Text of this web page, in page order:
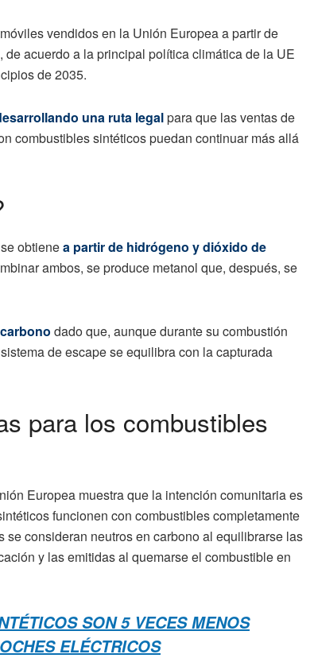
vendidos en la Unión Europea a partir de
acuerdo a la principal política climática de la UE
de 2035.
una ruta legalpara que las ventas de
combustibles sintéticos puedan continuar más allá
obtienea partir de hidrógeno y dióxido de
ambos, se produce metanol que, después, se
dado que, aunque durante su combustión
de escape se equilibra con la capturada
para los combustibles
Europea muestra que la intención comunitaria es
funcionen con combustibles completamente
se consideran neutros en carbono al equilibrarse las
y las emitidas al quemarse el combustible en
SON 5 VECES MENOS
ELÉCTRICOS